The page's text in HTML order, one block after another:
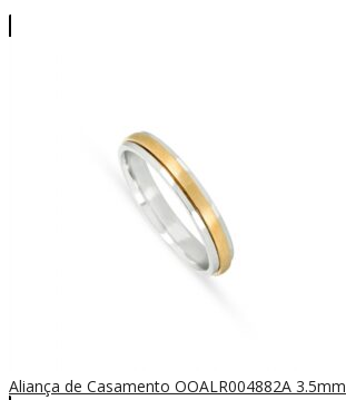
Aliança de Casamento OOALR004882A 3.5mm